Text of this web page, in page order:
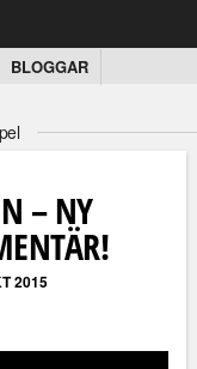
BLOGGAR
– NY
2015